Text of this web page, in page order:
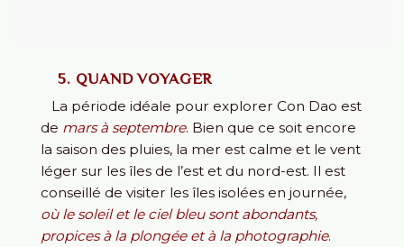
5. QUAND VOYAGER
La période idéale pour explorer Con Dao est
de mars à septembre. Bien que ce soit encore
la saison des pluies, la mer est calme et le vent
léger sur les îles de l’est et du nord-est. Il est
conseillé de visiter les îles isolées en journée,
où le soleil et le ciel bleu sont abondants,
propices à la plongée et à la photographie.